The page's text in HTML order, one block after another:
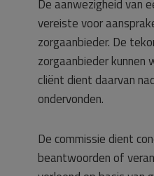
De aanwezigheid van
vereiste voor
zorgaanbieder. De
zorgaanbieder kunnen
cliënt dient daarvan
ondervonden.
De commissie dient
beantwoorden of